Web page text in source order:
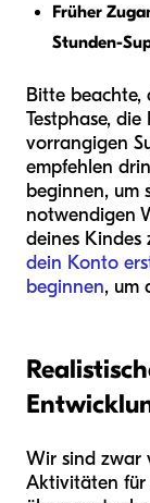
Früher
Stunden-
Bitte beachte,
Testphase,
vorrangigen
empfehlen
beginnen, um
notwendigen
deines Kindes
dein Konto
beginnen, um
Wir sind zwar
Aktivitäten für